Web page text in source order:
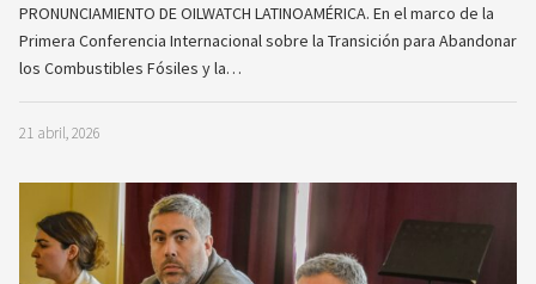
PRONUNCIAMIENTO DE OILWATCH LATINOAMÉRICA. En el marco de la
Primera Conferencia Internacional sobre la Transición para Abandonar
los Combustibles Fósiles y la…
21 abril, 2026